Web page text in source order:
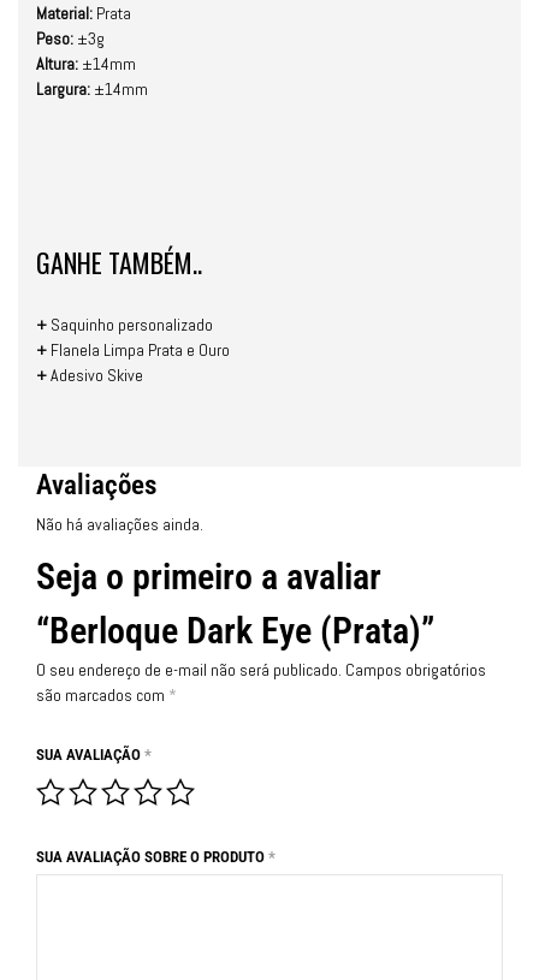
Material: Prata
Peso: ±3g
Altura: ±14mm
Largura: ±14mm
GANHE TAMBÉM..
+ Saquinho personalizado
+ Flanela Limpa Prata e Ouro
+Adesivo Skive
Avaliações
Não há avaliações ainda.
Seja o primeiro a avaliar
“Berloque Dark Eye (Prata)”
O seu endereço de e-mail não será publicado. Campos obrigatórios
são marcados com *
SUA AVALIAÇÃO *
SUA AVALIAÇÃO SOBRE O PRODUTO *